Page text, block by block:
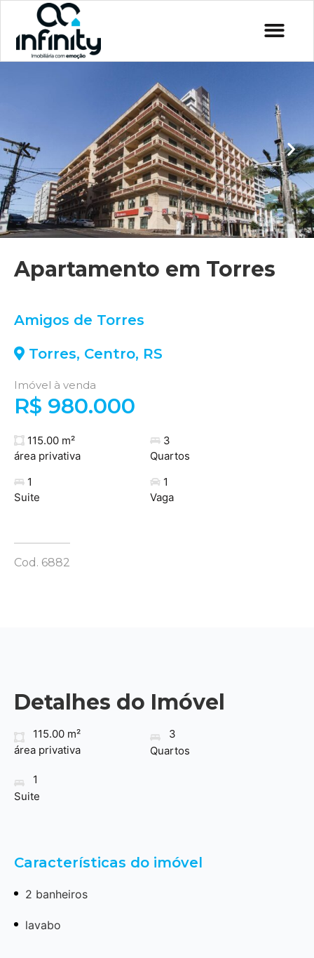
Apartamento em Torres
Amigos de Torres
Torres, Centro, RS
Imóvel à venda
R$ 980.000
115.00 m²
área privativa
3
Quartos
1
Suite
1
Vaga
Cod. 6882
Detalhes do Imóvel
115.00 m²
área privativa
3
Quartos
1
Suite
Características do imóvel
2 banheiros
lavabo